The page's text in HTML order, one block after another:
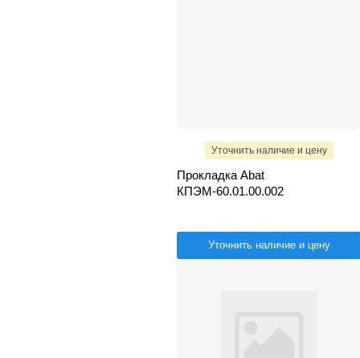
Уточнить наличие и цену
Прокладка Abat
КПЭМ-60.01.00.002
Уточнить наличие и цену